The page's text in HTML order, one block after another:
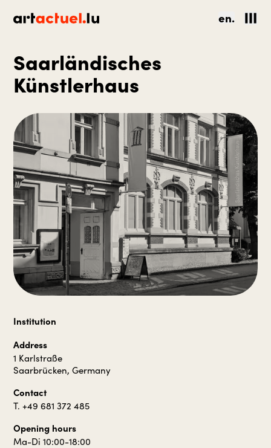
en.
Saarländisches
Künstlerhaus
Institution
Address
1 Karlstraße
Saarbrücken, Germany
Contact
T. +49 681 372 485
Opening hours
Ma-Di 10:00-18:00